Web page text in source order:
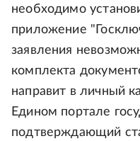
необходимо
приложение
заявления
комплекта
направит в личный
Едином портале
подтверждающий